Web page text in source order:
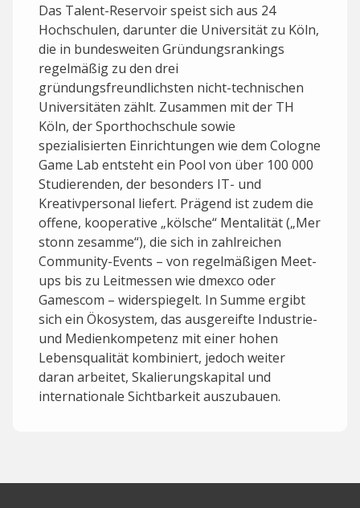
Das Talent-Reservoir speist sich aus 24
Hochschulen, darunter die Universität zu Köln,
die in bundesweiten Gründungsrankings
regelmäßig zu den drei
gründungsfreundlichsten nicht-technischen
Universitäten zählt. Zusammen mit der TH
Köln, der Sporthochschule sowie
spezialisierten Einrichtungen wie dem Cologne
Game Lab entsteht ein Pool von über 100 000
Studierenden, der besonders IT- und
Kreativpersonal liefert. Prägend ist zudem die
offene, kooperative „kölsche“ Mentalität („Mer
stonn zesamme“), die sich in zahlreichen
Community-Events – von regelmäßigen Meet-
ups bis zu Leitmessen wie dmexco oder
Gamescom – widerspiegelt. In Summe ergibt
sich ein Ökosystem, das ausgereifte Industrie-
und Medienkompetenz mit einer hohen
Lebensqualität kombiniert, jedoch weiter
daran arbeitet, Skalierungs­kapital und
internationale Sichtbarkeit auszubauen.